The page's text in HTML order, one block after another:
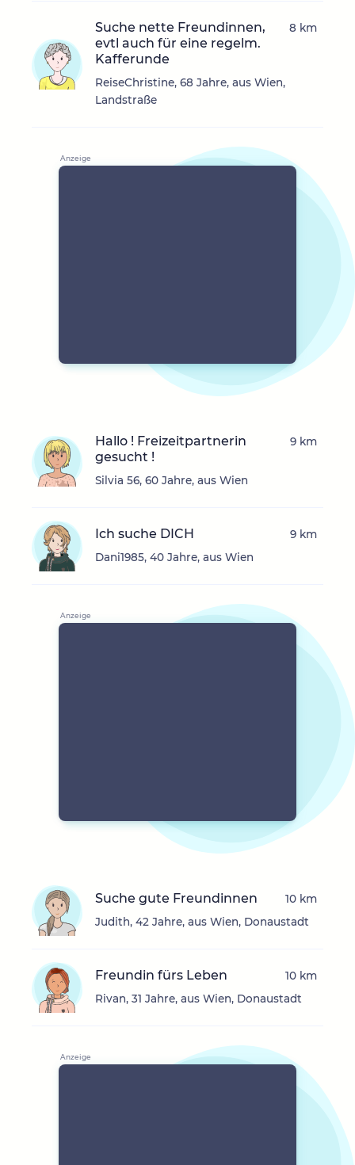
Suche nette Freundinnen,
evtl auch für eine regelm.
Kafferunde
ReiseChristine, 68 Jahre, aus Wien,
Landstraße
8 km
Hallo ! Freizeitpartnerin
gesucht !
Silvia 56, 60 Jahre, aus Wien
9 km
Ich suche DICH
Dani1985, 40 Jahre, aus Wien
9 km
Suche gute Freundinnen
Judith, 42 Jahre, aus Wien, Donaustadt
10 km
Freundin fürs Leben
Rivan, 31 Jahre, aus Wien, Donaustadt
10 km